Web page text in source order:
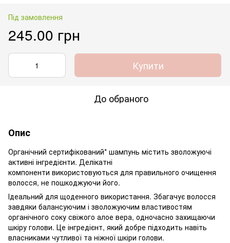
Під замовлення
245.00 грн
Купити
До обраного
Опис
Органічний сертифікований* шампунь містить зволожуючі
активні інгредієнти. Делікатні
компоненти використовуються для правильного очищення
волосся, не пошкоджуючи його.
Ідеальний для щоденного використання. Збагачує волосся
завдяки балансуючим і зволожуючим властивостям
органічного соку свіжого алое вера, одночасно захищаючи
шкіру голови. Це інгредієнт, який добре підходить навіть
власниками чутливої ​​та ніжної шкіри голови.